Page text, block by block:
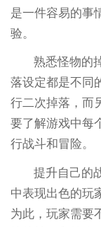
是一件容易的事
验。
熟悉怪物的
落设定都是不同
行二次掉落，而
要了解游戏中每
行战斗和冒险。
提升自己的
中表现出色的玩
为此，玩家需要